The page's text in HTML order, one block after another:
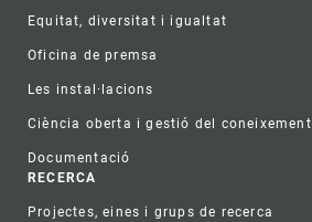
Equitat, diversitat i igualtat
Oficina de premsa
Les instal·lacions
Ciència oberta i gestió del coneixement
Documentació
RECERCA
Projectes, eines i grups de recerca